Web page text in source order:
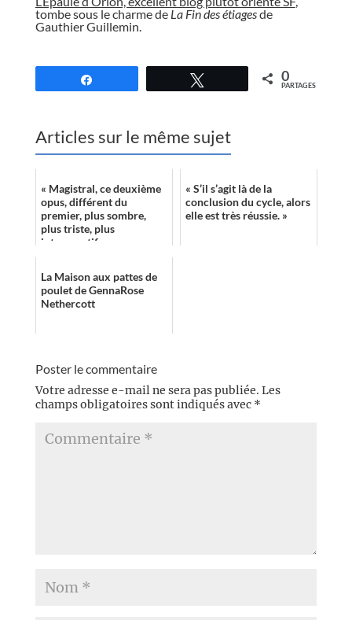
tombe sous le charme de La Fin des étiagesde
Gauthier Guillemin.
0
PARTAGES
Articles sur le même sujet
« Magistral, ce deuxième
opus, différent du
premier, plus sombre,
plus triste, plus
introspectif. »
« S’il s’agit là de la
conclusion du cycle, alors
elle est très réussie. »
La Maison aux pattes de
poulet de GennaRose
Nethercott
Poster le commentaire
Votre adresse e-mail ne sera pas publiée. Les
champs obligatoires sont indiqués avec *